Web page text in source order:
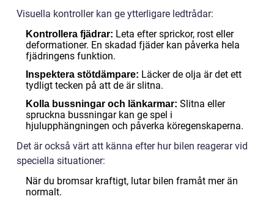
Visuella kontroller kan ge ytterligare ledtrådar:
Kontrollera fjädrar: Leta efter sprickor, rost eller
deformationer. En skadad fjäder kan påverka hela
fjädringens funktion.
Inspektera stötdämpare: Läcker de olja är det ett
tydligt tecken på att de är slitna.
Kolla bussningar och länkarmar: Slitna eller
spruckna bussningar kan ge spel i
hjulupphängningen och påverka köregenskaperna.
Det är också värt att känna efter hur bilen reagerar vid
speciella situationer:
När du bromsar kraftigt, lutar bilen framåt mer än
normalt.